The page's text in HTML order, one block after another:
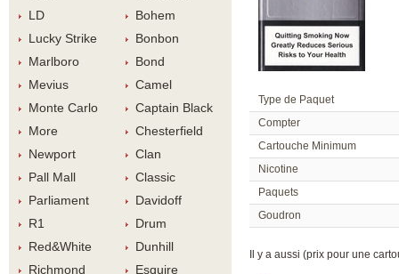
LD
Bohem
Lucky Strike
Bonbon
Marlboro
Bond
Meviu
Camel
Monte Carlo
Captain Black
More
Chesterfield
Newport
Clan
Pall Mall
Classic
Parliament
Davidoff
R1
Drum
Red&White
Dunhill
Richmond
Esquire
Type de Paquet
Compter
Cartouche Minimum
Nicotine
Paquet
Goudron
Il y a aussi (prix pour une